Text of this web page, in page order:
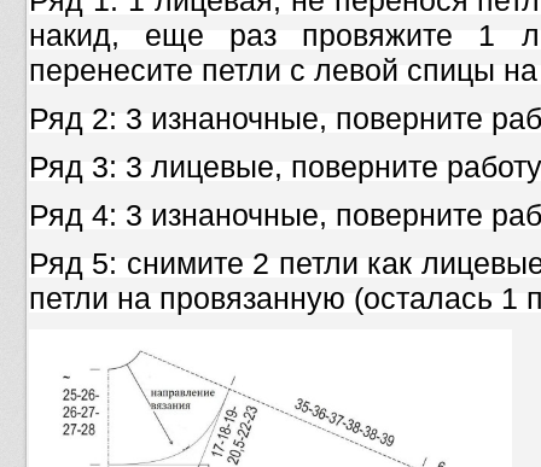
накид, еще раз провяжите 1
перенесите петли с левой спицы
Ряд 2: 3 изнаночные, поверните
Ряд 3: 3 лицевые, поверните
Ряд 4: 3 изнаночные, поверните
Ряд 5: снимите 2 петли как
петли на провязанную (осталась 1